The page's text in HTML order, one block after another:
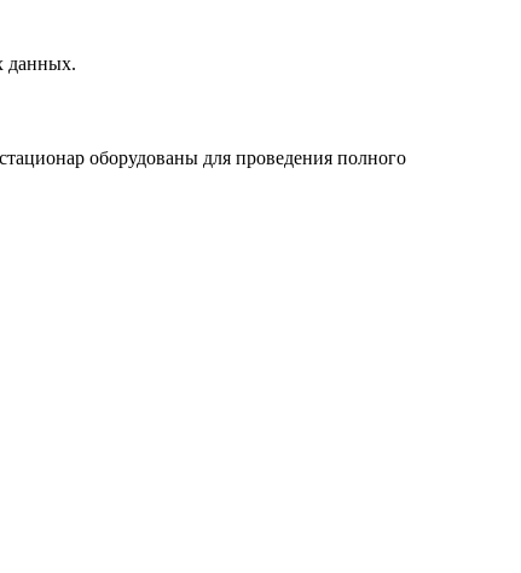
данных.
оборудованы для проведения полного